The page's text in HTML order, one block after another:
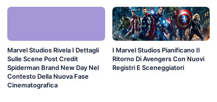
Marvel Studios Rivela I Dettagli
Sulle Scene Post Credit
Spiderman Brand New Day Nel
Contesto Della Nuova Fase
Cinematografica
I Marvel Studios Pianificano Il
Ritorno Di Avengers Con Nuovi
Registri E Sceneggiatori